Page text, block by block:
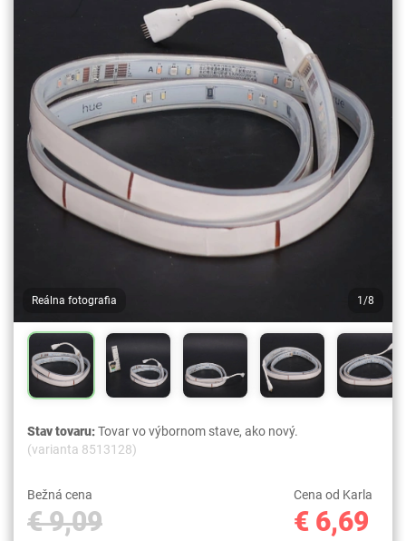
Reálna fotografia 1/8
Stav tovaru:Tovar vo výbornom stave, ako nový.
(varianta 8513128)
Bežná cena
€ 9,09
Cena od Karla
€ 6,69